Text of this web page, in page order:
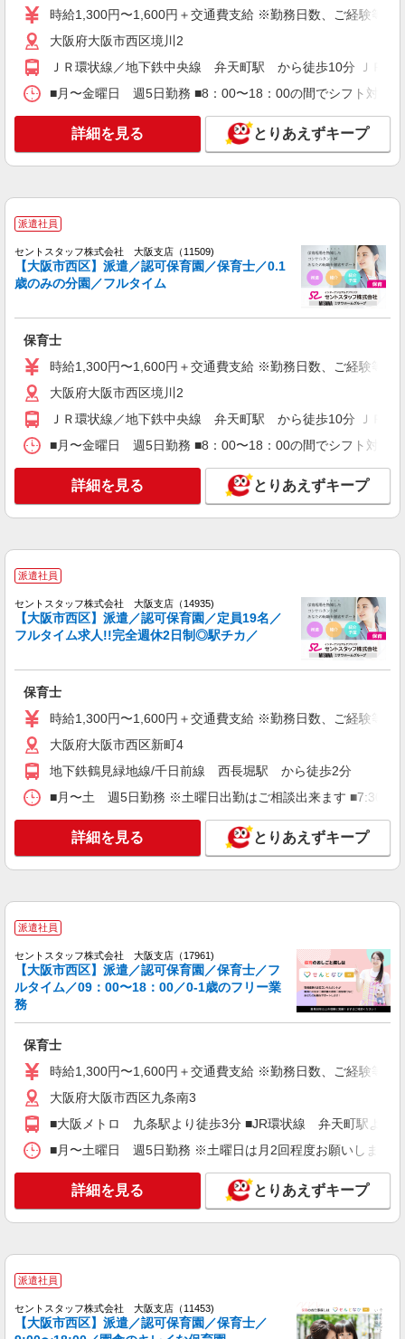
株式会社アスカ 大阪支店（jb662777）
企業内保育園・企業主導型の保育士
時給 1,650円 交通費あり／全額支給
■ふり〜保育園 四ツ橋園（企業内保育園・企
業主導型） 大阪府大阪市西区北堀江117四ツ橋日
生ビル101号室
キープ 詳細を見る
アルバイト パート
力により考慮 交通費あり／全額支給 経験によって
変わります☆
■京町堀西船場保育園（私立認可保育園） 大阪
府大阪市西区京町堀11819
詳細を見る
アルバイト パート
株式会社アスカ 大阪支店（jb662187）
時給 1,250円 〜 1,400円 ※給与幅は経験・能
力により考慮 交通費あり／交通費支給 7時〜8
■アリス保育園 阿波座園（企業内保育園・企
業主導型） 大阪府大阪市西区江之子島119エルベ
キープ 詳細を見る
株式会社アスカ 大阪支店（jb604485）
企業内保育園・企業主導型の保育士
時給 1,350円 〜 1,500円 ※給与幅は経験・能
力により考慮 交通費あり／交通費支給 7時〜8
時、18時〜20時の時間は時給＋100円！
キープ 詳細を見る
派遣社員
ベルサンテスタッフ株式会社 大阪本社
保育士/通勤便利 駅チカ 17時退勤
時給1600円＋交通費別途全額支給
大阪府大阪市西区にある私立認可保育園
派遣社員
ベルサンテ株式会社 大阪本社
保育士/時給1400円 夕方短時間 ピアノ・書
類なし 正職員のサポート
【時給】1,400円〜＋交通費別途全額支給 ・交
通費全額支給 （車通勤の場合も駐車場代・ガソリ
派遣社員
株式会社ブレイブ（マイナビグループ）/MD27
内保育室など多数あり
時給1,300円〜1,500円＋交通費 ※給与幅は経
験・能力による ◆支払い方法 ＊日払い・週払い可
キープ
時給1,300円〜1,600円＋交通費支給 ※勤務日数、ご経験等に
大阪府大阪市西区境川2
ＪＲ環状線／地下鉄中央線 弁天町駅 から徒歩10分 ＪＲ
■月〜金曜日 週5日勤務 ■8：00〜18：00の間でシフト対応
詳細を見る とりあえずキープ
派遣社員
セントスタッフ株式会社 大阪支店（11509)
【大阪市西区】派遣／認可保育園／保育士／0.1
歳のみの分園／フルタイム
保育士
時給1,300円〜1,600円＋交通費支給 ※勤務日数、ご経験等に
大阪府大阪市西区境川2
ＪＲ環状線／地下鉄中央線 弁天町駅 から徒歩10分 ＪＲ
■月〜金曜日 週5日勤務 ■8：00〜18：00の間でシフト対応
詳細を見る とりあえずキープ
派遣社員
セントスタッフ株式会社 大阪支店（14935)
【大阪市西区】派遣／認可保育園／定員19名／
フルタイム求人!!完全週休2日制◎駅チカ／
保育士
時給1,300円〜1,600円＋交通費支給 ※勤務日数、ご経験等に
大阪府大阪市西区新町4
地下鉄鶴見緑地線/千日前線 西長堀駅 から徒歩2分
■月〜土 週5日勤務 ※土曜日出勤はご相談出来ます ■7:30
詳細を見る とりあえずキープ
派遣社員
セントスタッフ株式会社 大阪支店（17961)
【大阪市西区】派遣／認可保育園／保育士／フ
ルタイム／09：00〜18：00／0-1歳のフリー業
務
保育士
時給1,300円〜1,600円＋交通費支給 ※勤務日数、ご経験等に
大阪府大阪市西区九条南3
■大阪メトロ 九条駅より徒歩3分 ■JR環状線 弁天町駅より
■月〜土曜日 週5日勤務 ※土曜日は月2回程度お願いします
詳細を見る とりあえずキープ
派遣社員
セントスタッフ株式会社 大阪支店（11453)
【大阪市西区】派遣／認可保育園／保育士／